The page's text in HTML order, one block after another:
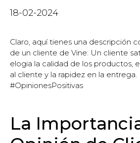
18-02-2024
Claro, aquí tienes una descripción
de un cliente de Vine: Un cliente
elogia la calidad de los productos,
al cliente y la rapidez en la entrega.
#OpinionesPositivas
La